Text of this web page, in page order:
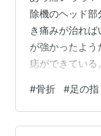
除機のヘッド部
き痛みが治れ
が強かったよ
痣ができている
が、怪我をして
もの。 実を言
て小学３年生
#骨折 #足の指